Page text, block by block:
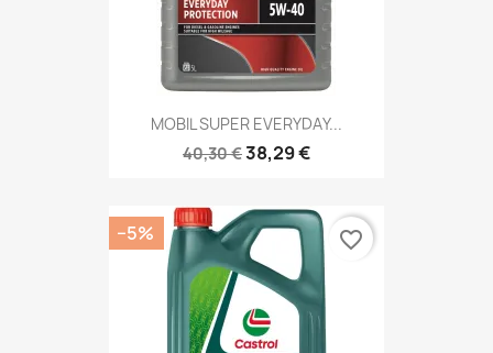
MOBIL SUPER EVERYDAY...
40,30 €38,29 €
−5% favorite_border